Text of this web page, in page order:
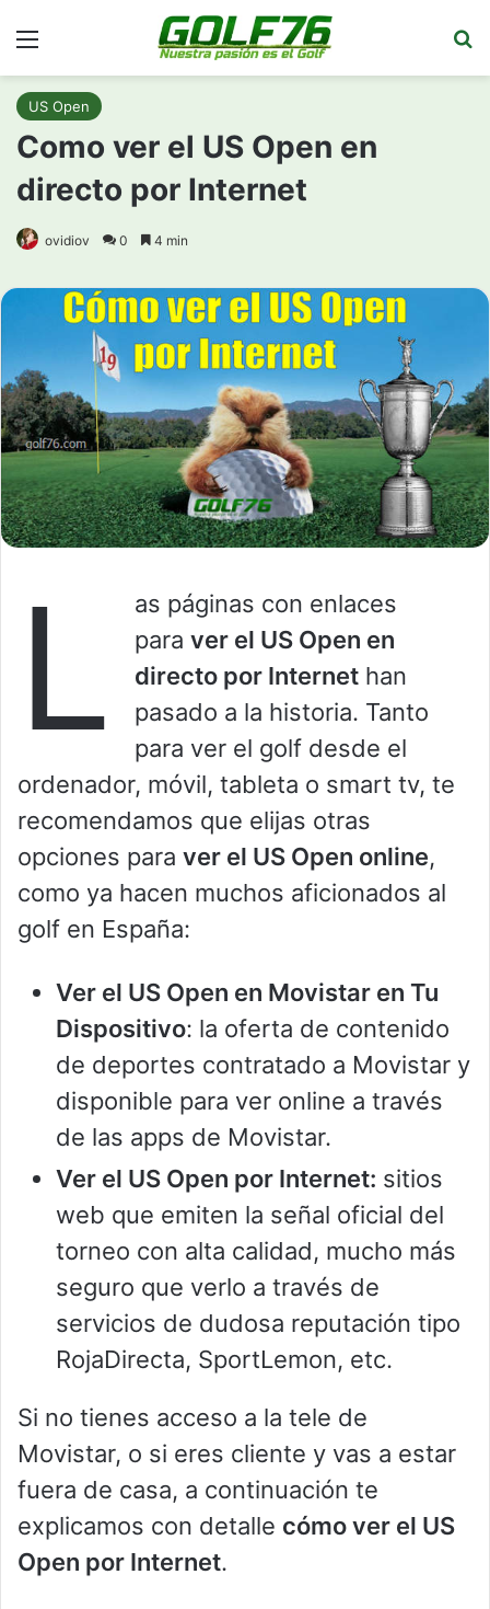
US Open
Como ver el US Open en
directo por Internet
ovidiov 0 4 min
L
as páginas con enlaces
para ver el US Open en
directo por Internet han
pasado a la historia. Tanto
para ver el golf desde el
ordenador, móvil, tableta o smart tv, te
recomendamos que elijas otras
opciones para ver el US Open online,
como ya hacen muchos aficionados al
golf en España:
Ver el US Open en Movistar en Tu
Dispositivo: la oferta de contenido
de deportes contratado a Movistar y
disponible para ver online a través
de las apps de Movistar.
Ver el US Open por Internet: sitios
web que emiten la señal oficial del
torneo con alta calidad, mucho más
seguro que verlo a través de
servicios de dudosa reputación tipo
RojaDirecta, SportLemon, etc.
Si no tienes acceso a la tele de
Movistar, o si eres cliente y vas a estar
fuera de casa, a continuación te
explicamos con detalle cómo ver el US
Open por Internet.